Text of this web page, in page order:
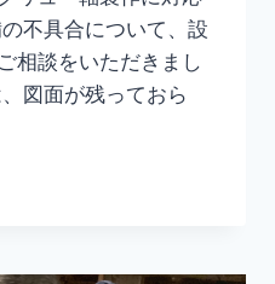
不具合について、設
相談をいただきまし
図面が残っておら